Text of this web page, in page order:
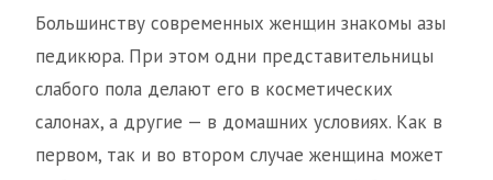
Большинству современных женщин знакомы азы
педикюра. При этом одни представительницы
слабого пола делают его в косметических
салонах, а другие — в домашних условиях. Как в
первом, так и во втором случае женщина может